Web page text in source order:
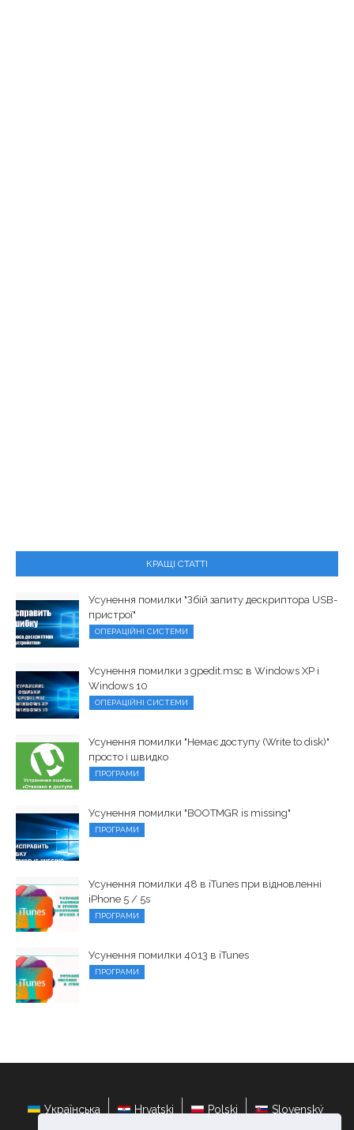
КРАЩІ СТАТТІ
Усунення помилки "Збій запиту дескриптора USB-
пристрої"
ОПЕРАЦІЙНІ СИСТЕМИ
Усунення помилки з gpedit.msc в Windows XP і
Windows 10
ОПЕРАЦІЙНІ СИСТЕМИ
Усунення помилки "Немає доступу (Write to disk)"
просто і швидко
ПРОГРАМИ
Усунення помилки "BOOTMGR is missing"
ПРОГРАМИ
Усунення помилки 48 в iTunes при відновленні
iPhone 5 / 5s
ПРОГРАМИ
Усунення помилки 4013 в iTunes
ПРОГРАМИ
Українська Hrvatski Polski Slovenský